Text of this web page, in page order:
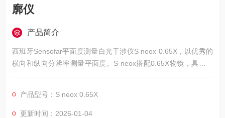
廓仪
产品简介
西班牙Sensofar平面度测量白光干涉仪S neox 0.65X，以优秀的
横向和纵向分辨率测量平面度。S neox搭配0.65X物镜，具有最
大视野的物镜和最高精度的载物台，在平面度、平行度和台阶高
尔逊物镜旨在实现一个目的:以快速准确的方式测量平面度。密集
采样、大视野和干涉测量的结合确保了所预期的效果。
产品型号：S neox 0.65X
更新时间：2026-01-04